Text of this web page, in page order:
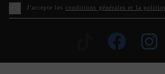
J'accepte les conditions générales et la